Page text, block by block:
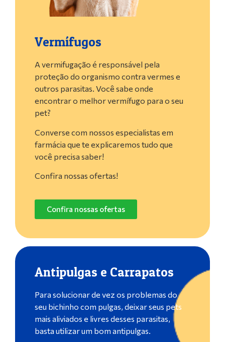
Vermífugos
A vermifugação é responsável pela
proteção do organismo contra vermes e
outros parasitas. Você sabe onde
encontrar o melhor vermífugo para o seu
pet?
Converse com nossos especialistas em
farmácia que te explicaremos tudo que
você precisa saber!
Confira nossas ofertas!
Confira nossas ofertas
Antipulgas e Carrapatos
Para solucionar de vez os problemas do
seu bichinho com pulgas, deixar seus pets
mais aliviados e livres desses parasitas,
basta utilizar um bom antipulgas.